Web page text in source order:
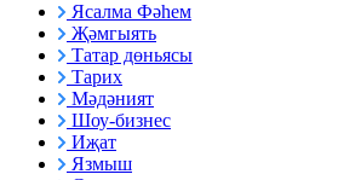
Ясалма Фәһем
Җәмгыять
Татар дөньясы
Тарих
Мәдәният
Шоу-бизнес
Иҗат
Язмыш